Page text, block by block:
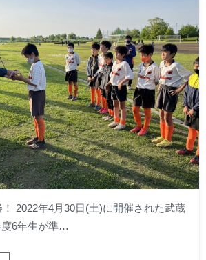
2022年4月30日(土)に開催された武蔵
度6年生が準…